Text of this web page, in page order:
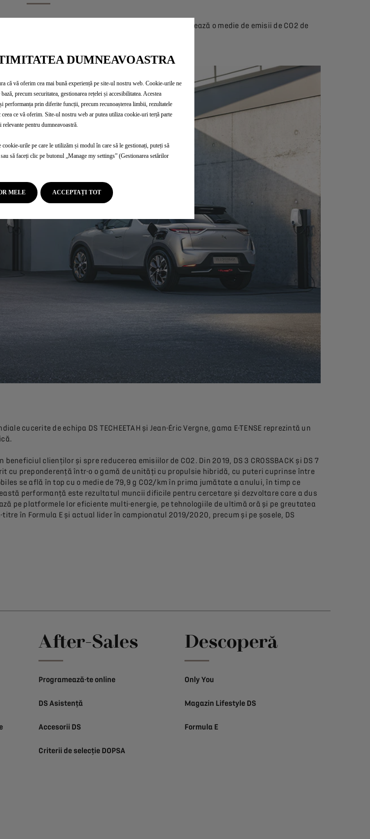
DS 7 CROSSBACK E-TENSE, DS Automobiles afișează o medie de emisii de CO2 de
cucerite de echipa DS TECHEETAH și Jean-Éric Vergne, gama E-TENSE reprezintă un
clienților și spre reducerea emisiilor de CO2. Din 2019, DS 3 CROSSBACK și DS 7
cu preponderență într-o o gamă de unități cu propulsie hibridă, cu puteri cuprinse între
se află în top cu o medie de 79,9 g CO2/km în prima jumătate a anului, în timp ce
performanță este rezultatul muncii dificile pentru cercetare și dezvoltare care a dus
pe platformele lor eficiente multi-energie, pe tehnologiile de ultimă oră și pe greutatea
în Formula E și actual lider în campionatul 2019/2020, precum și pe șosele, DS
After-Sales
Programează-te online
DS Asistență
Accesorii DS
Criterii de selecție DOPSA
Descoperă
Only You
Magazin Lifestyle DS
Formula E
DUMNEAVOASTRA
că vă oferim cea mai bună experiență pe site-ul nostru web. Cookie-urile ne
precum securitatea, gestionarea rețelei și accesibilitatea. Acestea
performanța prin diferite funcții, precum recunoașterea limbii, rezultatele
ce vă oferim. Site-ul nostru web ar putea utiliza cookie-uri terță parte
pentru dumneavoastră.
urile pe care le utilizăm și modul în care să le gestionați, puteți să
sau să faceți clic pe butonul „Manage my settings” (Gestionarea setărilor
MELE ACCEPTAȚI TOT